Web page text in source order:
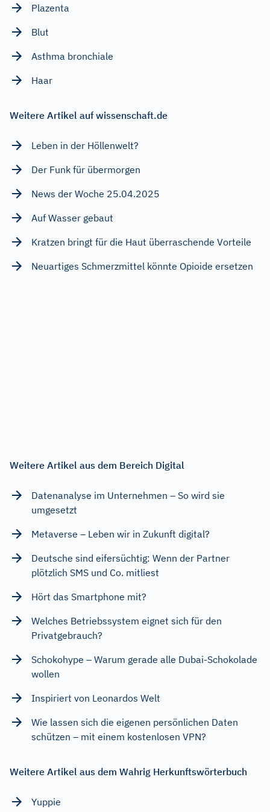
Plazenta
Blut
Asthma bronchiale
Haar
Weitere Artikel auf wissenschaft.de
Leben in der Höllenwelt?
Der Funk für übermorgen
News der Woche 25.04.2025
Auf Wasser gebaut
Kratzen bringt für die Haut überraschende Vorteile
Neuartiges Schmerzmittel könnte Opioide ersetzen
Weitere Artikel aus dem Bereich Digital
Datenanalyse im Unternehmen – So wird sie
umgesetzt
Metaverse – Leben wir in Zukunft digital?
Deutsche sind eifersüchtig: Wenn der Partner
plötzlich SMS und Co. mitliest
Hört das Smartphone mit?
Welches Betriebssystem eignet sich für den
Privatgebrauch?
Schokohype – Warum gerade alle Dubai-Schokolade
wollen
Inspiriert von Leonardos Welt
Wie lassen sich die eigenen persönlichen Daten
schützen – mit einem kostenlosen VPN?
Weitere Artikel aus dem Wahrig Herkunftswörterbuch
Yuppie